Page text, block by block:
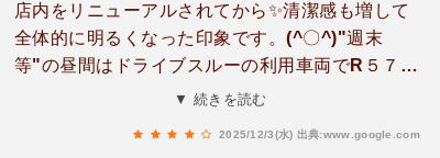
店内をリニューアルされてから✨清潔感も増して
全体的に明るくなった印象です。(^〇^)"週末
等"の昼間はドライブスルーの利用車両でR５７
(近見バイパス)まで"はみ出て"並ぶ事もありま
▼ 続きを読む
2025/12/3(水) 出典:www.google.com